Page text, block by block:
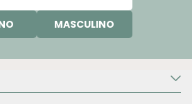
MASCULINO